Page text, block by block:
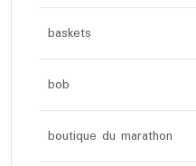
baskets
bob
boutique du marathon